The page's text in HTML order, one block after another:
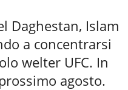
Daghestan, Islam
a concentrarsi
welter UFC. In
agosto.